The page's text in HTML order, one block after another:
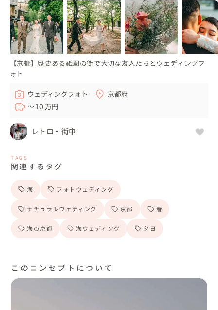
【京都】歴史ある祇園の街で大切な友人たちとウェディングフ
ォト
ウェディングフォト
京都府
〜 10 万円
レトロ・街中
TAGS
関連するタグ
海 フォトウェディング
ナチュラルウェディング 京都 春
海の京都 海ウェディング 夕日
このコンセプトについて